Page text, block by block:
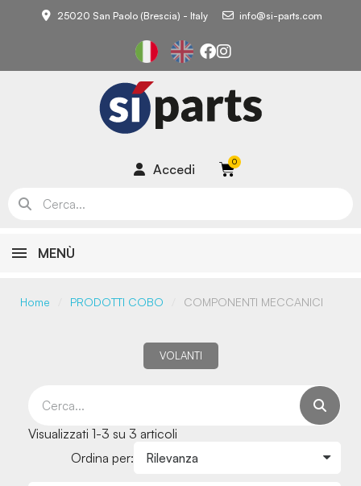
25020 San Paolo (Brescia) - Italy info@si-parts.com
Accedi
MENÙ
Home PRODOTTI COBO COMPONENTI MECCANICI
VOLANTI
Visualizzati 1-3 su 3 articoli
Ordina per: